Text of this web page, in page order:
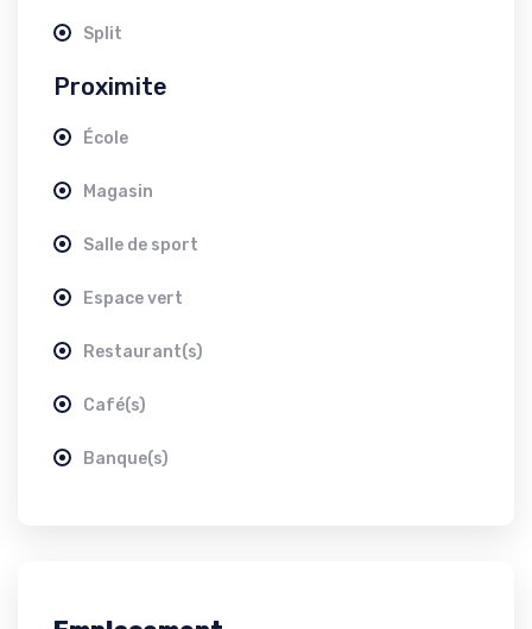
Split
Proximite
École
Magasin
Salle de sport
Espace vert
Restaurant(s)
Café(s)
Banque(s)